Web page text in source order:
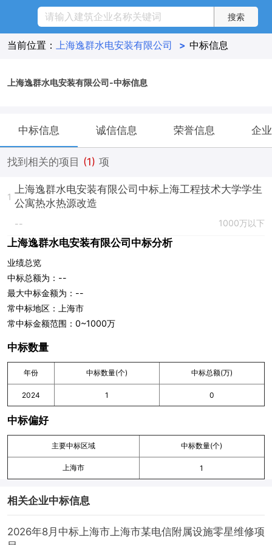
当前位置： 上海逸群水电安装有限公司 > 中标信息
上海逸群水电安装有限公司-中标信息
中标信息 诚信信息 荣誉信息 企
找到相关的项目 (1) 项
1
上海逸群水电安装有限公司中标上海工程技术大学学生
公寓热水热源改造
-- 1000万以下
上海逸群水电安装有限公司中标分析
业绩总览
中标总额为：--
最大中标金额为：--
常中标地区：上海市
常中标金额范围：0~1000万
中标数量
年份 中标数量(个) 中标总额(万)
2024 1 0
中标偏好
主要中标区域 中标数量(个)
上海市 1
相关企业中标信息
2026年8月中标上海市上海市某电信附属设施零星维修项